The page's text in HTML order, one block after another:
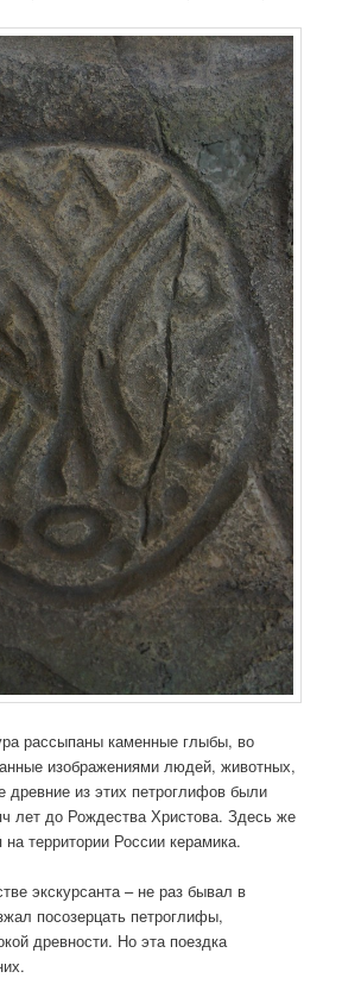
рассыпаны каменные глыбы, во
изображениями людей, животных,
из этих петроглифов были
лет до Рождества Христова. Здесь же
территории России керамика.
экскурсанта – не раз бывал в
посозерцать петроглифы,
древности. Но эта поездка